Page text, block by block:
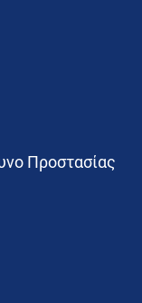
Προστασίας